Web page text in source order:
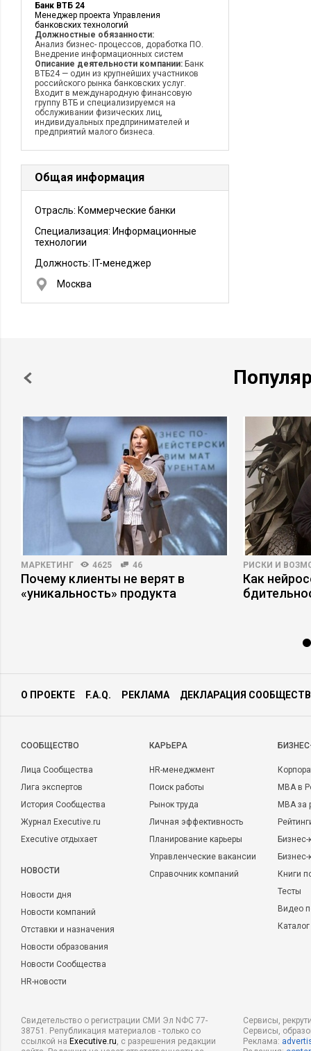
Банк ВТБ 24
Менеджер проекта Управления
банковских технологий
Должностные обязанности:
Анализ бизнес- процессов, доработка ПО.
Внедрение информационных систем
Описание деятельности компании: Банк
ВТБ24 — один из крупнейших участников
российского рынка банковских услуг.
Входит в международную финансовую
группу ВТБ и специализируемся на
обслуживании физических лиц,
индивидуальных предпринимателей и
предприятий малого бизнеса.
Общая информация
Отрасль: Коммерческие банки
Специализация: Информационные
технологии
Должность: IT-менеджер
Москва
МАРКЕТИНГ 4625 46
Почему клиенты не верят в
«уникальность» продукта
РИСКИ И
Как
О ПРОЕКТЕ F.A.Q. РЕКЛАМА ДЕКЛАРАЦИЯ
CООБЩЕСТВО
Лица Сообщества
Лига экспертов
История Сообщества
Журнал Executive.ru
Executive отдыхает
НОВОСТИ
Новости дня
Новости компаний
Отставки и назначения
Новости образования
Новости Сообщества
HR-новости
КАРЬЕРА
HR-менеджмент
Поиск работы
Рынок труда
Личная эффективность
Планирование карьеры
Управленческие вакансии
Справочник компаний
MBA в
MBA
Бизнес-
Книги
Тесты
Видео
Свидетельство о регистрации СМИ Эл NФС 77-
38751. Републикация материалов - только со
ссылкой на Executive.ru, с разрешения редакции
Сервисы,
Сервисы,
Реклама: